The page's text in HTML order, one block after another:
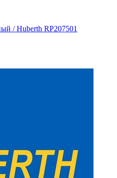
/ Huberth RP207501